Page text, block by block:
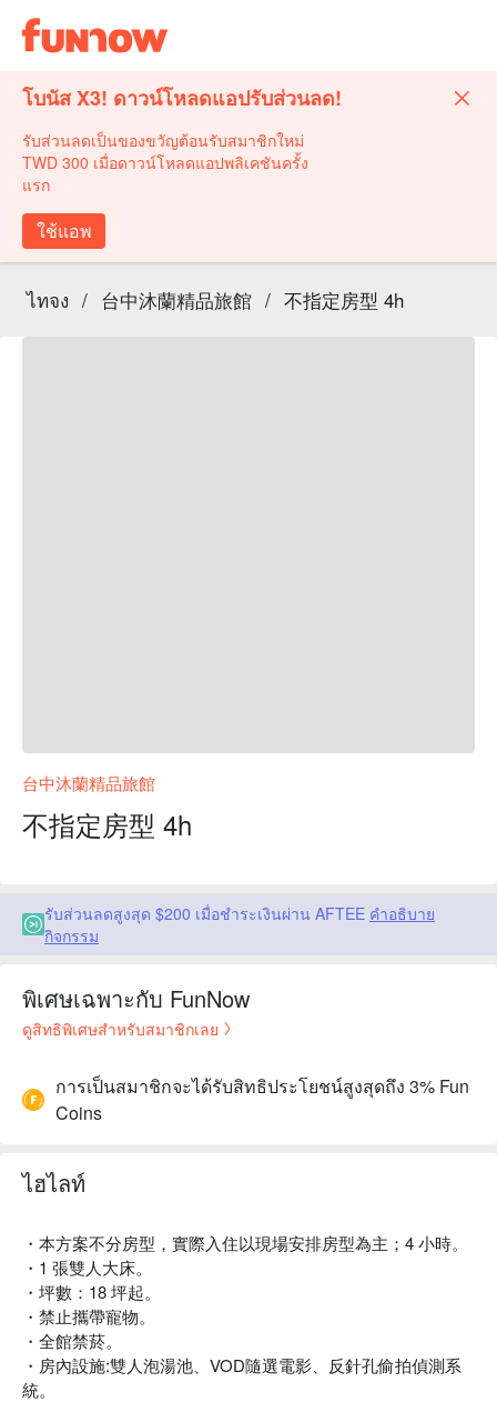
โบนัส X3! ดาวน์โหลดแอปรับส่วนลด!
รับส่วนลดเป็นของขวัญต้อนรับสมาชิกใหม่
TWD 300 เมื่อดาวน์โหลดแอปพลิเคชันครั้ง
แรก
ใช้แอพ
ไทจง / 台中沐蘭精品旅館 / 不指定房型 4h
台中沐蘭精品旅館
不指定房型 4h
รับส่วนลดสูงสุด $200 เมื่อชำระเงินผ่าน AFTEE คำอธิบาย
กิจกรรม
พิเศษเฉพาะกับ FunNow
ดูสิทธิพิเศษสำหรับสมาชิกเลย
การเป็นสมาชิกจะได้รับสิทธิประโยชน์สูงสุดถึง 3% Fun
Coins
ไฮไลท์
・本方案不分房型，實際入住以現場安排房型為主；4 小時。
・1 張雙人大床。
・坪數：18 坪起。
・禁止攜帶寵物。
・全館禁菸。
・房內設施:雙人泡湯池、VOD隨選電影、反針孔偷拍偵測系
統。